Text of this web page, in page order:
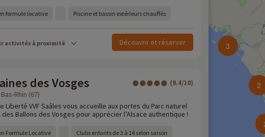
formule locative Piscine et bassin extérieurs chauffés
activités à proximité Découvrir et réserver
des Vosges (9.4/10)
Rhin (67)
Liberté VVF Saâles vous accueille aux portes du Parc naturel
des Ballons des Vosges pour apprécier l’Alsace authentique !
Formule Locative Clubs enfants de 3 à 14 selon saison
3
2